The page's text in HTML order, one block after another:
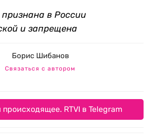
признана в России
и запрещена
Борис Шибанов
Связаться с автором
RTVI в Telegram